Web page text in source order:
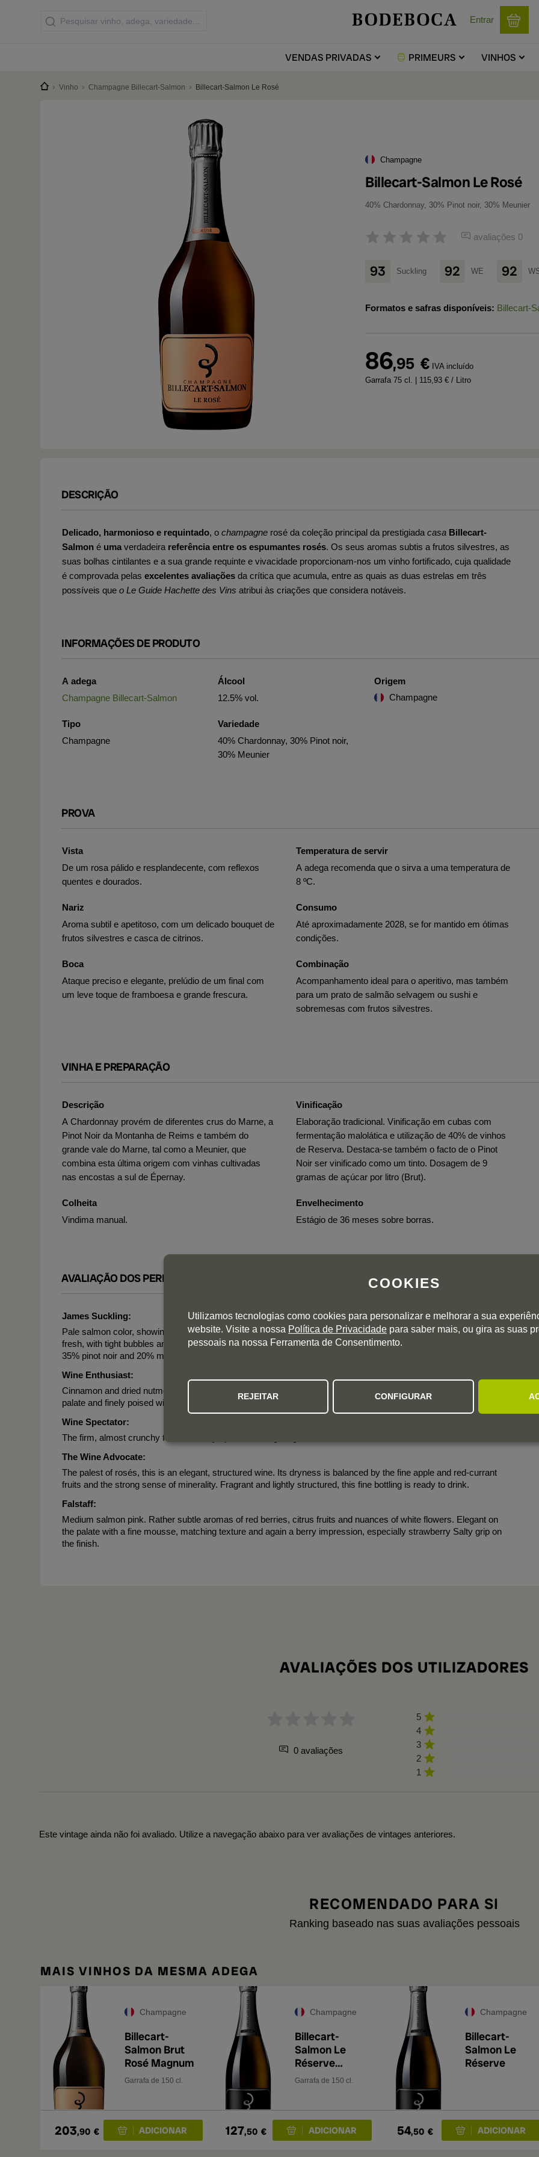
Entrar
VENDASPRIVADAS PRIMEURS VINHOS
Vinho Champagne Billecart-Salmon Billecart-Salmon Le Rosé
Champagne
Billecart-Salmon Le Rosé
40% Chardonnay, 30% Pinot noir, 30% Meunier
avaliações 0
93 Suckling 92 WE 92
Formatos e safras disponíveis: Billecart-
86,95 € IVA incluído
Garrafa 75 cl.
| 115,93 € / Litro
DESCRIÇÃO
Delicado, harmonioso e requintado, o champagne rosé da coleção principal da prestigiada casa Billecart-
Salmon é uma verdadeira referência entre os espumantes rosés. Os seus aromas subtis a frutos silvestres, as
suas bolhas cintilantes e a sua grande requinte e vivacidade proporcionam-nos um vinho fortificado, cuja qualidade
é comprovada pelas excelentes avaliações da crítica que acumula, entre as quais as duas estrelas em três
possíveis que o Le Guide Hachette des Vins atribui às criações que considera notáveis.
INFORMAÇÕES DE PRODUTO
A adega
Champagne Billecart-Salmon
Tipo
Champagne
Álcool
12.5% vol.
Variedade
40% Chardonnay, 30% Pinot noir,
30% Meunier
Origem
Champagne
PROVA
Vista
De um rosa pálido e resplandecente, com reflexos
quentes e dourados.
Nariz
Aroma subtil e apetitoso, com um delicado bouquet de
frutos silvestres e casca de citrinos.
Boca
Ataque preciso e elegante, prelúdio de um final com
um leve toque de framboesa e grande frescura.
Temperatura de servir
A adega recomenda que o sirva a uma temperatura de
8 ºC.
Consumo
Até aproximadamente 2028, se for mantido em ótimas
condições.
Combinação
Acompanhamento ideal para o aperitivo, mas também
para um prato de salmão selvagem ou sushi e
sobremesas com frutos silvestres.
VINHA E PREPARAÇÃO
Descrição
A Chardonnay provém de diferentes crus do Marne, a
Pinot Noir da Montanha de Reims e também do
grande vale do Marne, tal como a Meunier, que
combina esta última origem com vinhas cultivadas
nas encostas a sul de Épernay.
Colheita
Vindima manual.
Vinificação
Elaboração tradicional. Vinificação em cubas com
fermentação malolática e utilização de 40% de vinhos
de Reserva. Destaca-se também o facto de o Pinot
Noir ser vinificado como um tinto. Dosagem de 9
gramas de açúcar por litro (Brut).
Envelhecimento
Estágio de 36 meses sobre borras.
AVALIAÇÃO DOS PERITOS
James Suckling:
Pale salmon color, showing notes of sliced strawberries, apples, grapefruit and crushed biscuits. Sleek, dry and
fresh, with tight bubbles and a very clear finish. Base wine from 2020 with 46% reserve wine. 45% chardonnay,
35% pinot noir and 20% meunier, of which about 7% is red wine.
Wine Enthusiast:
Cinnamon and dried nutmeg add to the experience of bread dough and rose petals. Flavorful on the medium-bodied
palate and finely poised with bright acidity. Medium-long on the finish. Drink now.
Wine Spectator:
The firm, almost crunchy finish is nicely spiced and lingering.
The Wine Advocate:
The palest of rosés, this is an elegant, structured wine. Its dryness is balanced by the fine apple and red-currant
fruits and the strong sense of minerality. Fragrant and lightly structured, this fine bottling is ready to drink.
Falstaff:
Medium salmon pink. Rather subtle aromas of red berries, citrus fruits and nuances of white flowers. Elegant on
the palate with a fine mousse, matching texture and again a berry impression, especially strawberry Salty grip on
the finish.
AVALIAÇÕES DOS UTILIZADORES
0 avaliações
5
4
3
2
1
Este vintage ainda não foi avaliado. Utilize a navegação abaixo para ver avaliações de vintages anteriores.
RECOMENDADO PARA SI
Ranking baseado nas suas avaliações pessoais
MAIS VINHOS DA MESMA ADEGA
Champagne
Billecart-
Salmon Brut
Rosé Magnum
Garrafa de 150 cl.
203,90 €
Champagne
Billecart-
Salmon Le
Réserve
Magnum
Garrafa de 150 cl.
127,50 €
Champagne
Billecart-
Salmon Le
Réserve
54,50 €
COOKIES
Utilizamos tecnologias como cookies para personalizar e melhorar a sua
website. Visite a nossa Política de Privacidade para saber mais, ou gira as suas
pessoais na nossa Ferramenta de Consentimento.
REJEITAR CONFIGURAR